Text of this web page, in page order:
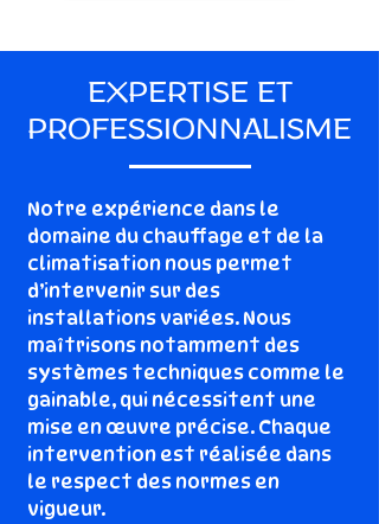
EXPERTISE ET
PROFESSIONNALISME
Notre expérience dans le
domaine du chauffage et de la
climatisation nous permet
d’intervenir sur des
installations variées. Nous
maîtrisons notamment des
systèmes techniques comme le
gainable, qui nécessitent une
mise en œuvre précise. Chaque
intervention est réalisée dans
le respect des normes en
vigueur.